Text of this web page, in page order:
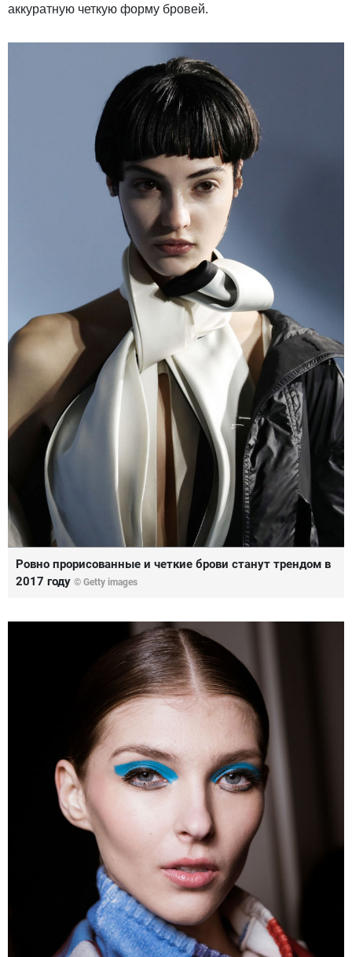
аккуратную четкую форму бровей.
Ровно прорисованные и четкие брови станут трендом в
2017 году © Getty images